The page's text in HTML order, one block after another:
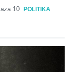
10 POLITIKA